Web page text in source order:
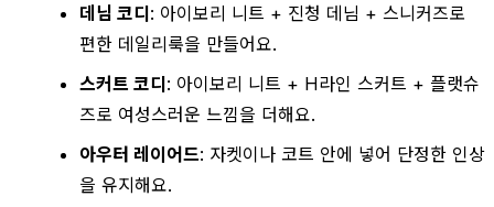
데님 코디: 아이보리 니트 + 진청 데님 + 스니커즈로
편한 데일리룩을 만들어요.
스커트 코디: 아이보리 니트 + H라인 스커트 + 플랫슈
즈로 여성스러운 느낌을 더해요.
아우터 레이어드: 자켓이나 코트 안에 넣어 단정한 인상
을 유지해요.